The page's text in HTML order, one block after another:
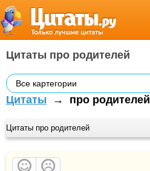
Цитаты про родителей
Все картегории
Цитаты → про родителей
Цитаты про родителей